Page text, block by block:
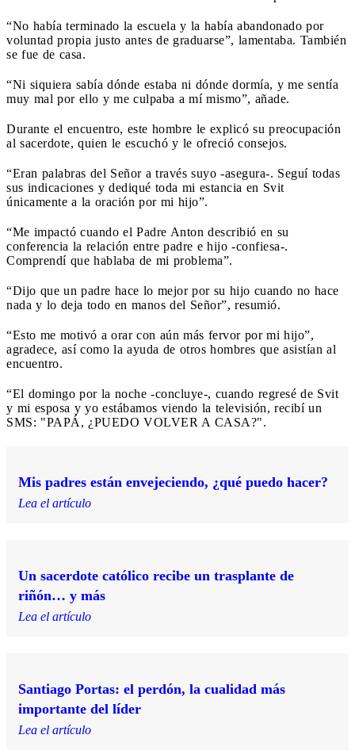
“No había terminado la escuela y la había abandonado por
voluntad propia justo antes de graduarse”, lamentaba. También
se fue de casa.
“Ni siquiera sabía dónde estaba ni dónde dormía, y me sentía
muy mal por ello y me culpaba a mí mismo”, añade.
Durante el encuentro, este hombre le explicó su preocupación
al sacerdote, quien le escuchó y le ofreció consejos.
“Eran palabras del Señor a través suyo -asegura-. Seguí todas
sus indicaciones y dediqué toda mi estancia en Svit
únicamente a la oración por mi hijo”.
“Me impactó cuando el Padre Anton describió en su
conferencia la relación entre padre e hijo -confiesa-.
Comprendí que hablaba de mi problema”.
“Dijo que un padre hace lo mejor por su hijo cuando no hace
nada y lo deja todo en manos del Señor”, resumió.
“Esto me motivó a orar con aún más fervor por mi hijo”,
agradece, así como la ayuda de otros hombres que asistían al
encuentro.
“El domingo por la noche -concluye-, cuando regresé de Svit
y mi esposa y yo estábamos viendo la televisión, recibí un
SMS: "PAPÁ, ¿PUEDO VOLVER A CASA?".
Mis padres están envejeciendo, ¿qué puedo hacer?
Lea el artículo
Un sacerdote católico recibe un trasplante de
riñón… y más
Lea el artículo
Santiago Portas: el perdón, la cualidad más
importante del líder
Lea el artículo